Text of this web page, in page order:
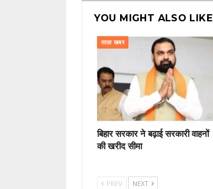
YOU MIGHT ALSO LIKE
ताज़ा खबर
बिहार सरकार ने बढ़ाई सरकारी वाहनों
की खरीद सीमा
PREV NEXT